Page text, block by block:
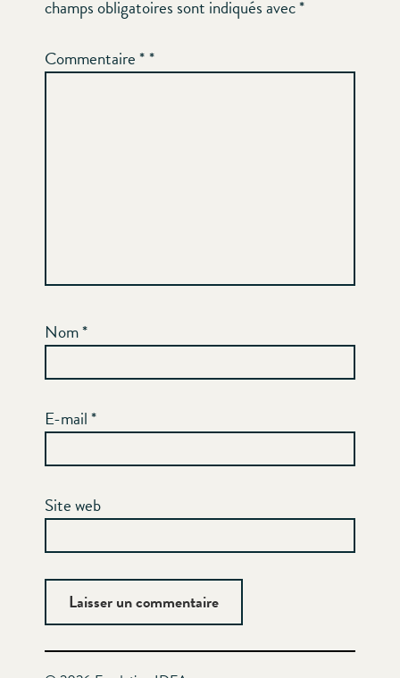
champs obligatoires sont indiqués avec*
Commentaire*
Nom*
E-mail*
Site web